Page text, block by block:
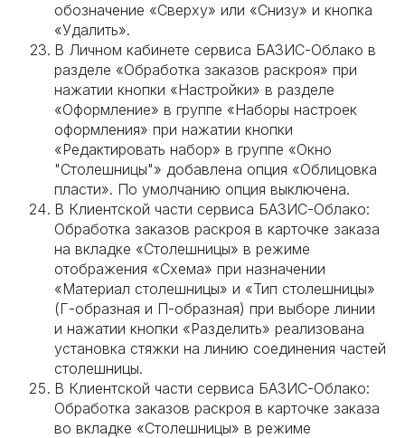
обозначение «Сверху» или «Снизу» и кнопка
«Удалить».
В Личном кабинете сервиса БАЗИС-Облако в
разделе «Обработка заказов раскроя» при
нажатии кнопки «Настройки» в разделе
«Оформление» в группе «Наборы настроек
оформления» при нажатии кнопки
«Редактировать набор» в группе «Окно
"Столешницы"» добавлена опция «Облицовка
пласти». По умолчанию опция выключена.
В Клиентской части сервиса БАЗИС-Облако:
Обработка заказов раскроя в карточке заказа
на вкладке «Столешницы» в режиме
отображения «Схема» при назначении
«Материал столешницы» и «Тип столешницы»
(Г-образная и П-образная) при выборе линии
и нажатии кнопки «Разделить» реализована
установка стяжки на линию соединения частей
столешницы.
В Клиентской части сервиса БАЗИС-Облако:
Обработка заказов раскроя в карточке заказа
во вкладке «Столешницы» в режиме